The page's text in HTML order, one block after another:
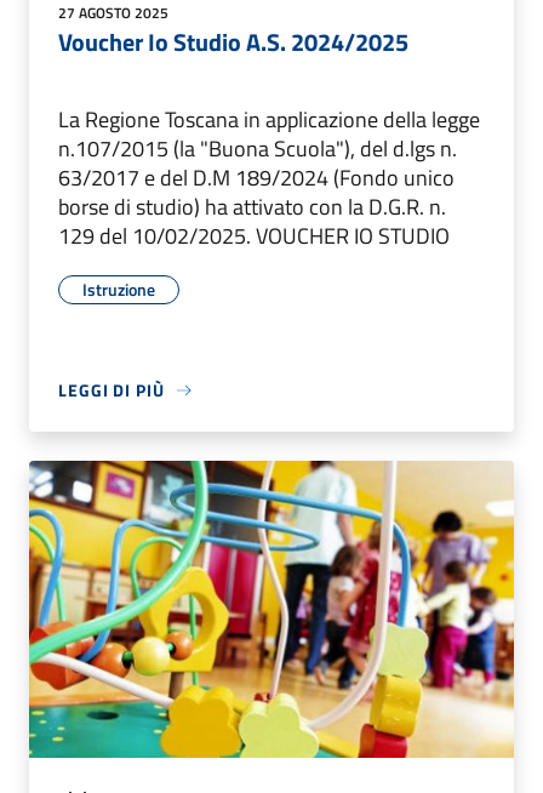
27 AGOSTO 2025
Voucher Io Studio A.S. 2024/2025
La Regione Toscana in applicazione della legge
n.107/2015 (la "Buona Scuola"), del d.lgs n.
63/2017 e del D.M 189/2024 (Fondo unico
borse di studio) ha attivato con la D.G.R. n.
129 del 10/02/2025. VOUCHER IO STUDIO
Istruzione
LEGGI DI PIÙ